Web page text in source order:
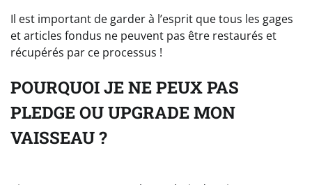
Il est important de garder à l’esprit que tous les gages
et articles fondus ne peuvent pas être restaurés et
récupérés par ce processus !
POURQUOI JE NE PEUX PAS
PLEDGE OU UPGRADE MON
VAISSEAU ?